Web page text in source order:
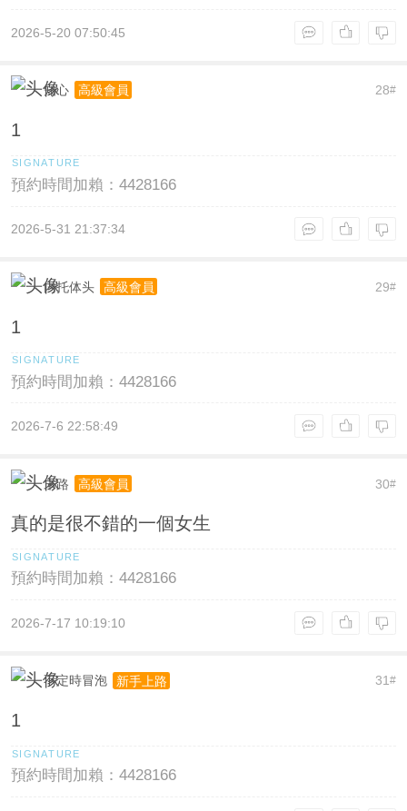
2026-5-20 07:50:45
28#
知心 高級會員
1
預約時間加賴：4428166
2026-5-31 21:37:34
29#
内托体头 高級會員
1
預約時間加賴：4428166
2026-7-6 22:58:49
30#
末路 高級會員
真的是很不錯的一個女生
預約時間加賴：4428166
2026-7-17 10:19:10
31#
不定時冒泡 新手上路
1
預約時間加賴：4428166